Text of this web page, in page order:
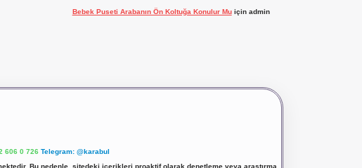
Bebek Puseti Arabanın Ön Koltuğa Konulur Muiçin admin
606 0 726 Telegram: @karabul
Bu nedenle, sitedeki içerikleri proaktif olarak denetleme veya araştırma